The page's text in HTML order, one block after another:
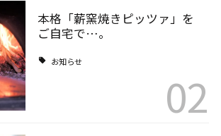
本格「薪窯焼きピッツァ」を
ご自宅で…。
お知らせ
02